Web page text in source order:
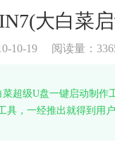
大白菜
10-19 阅读量：
超级U盘一键启动制作
具，一经推出就得到用